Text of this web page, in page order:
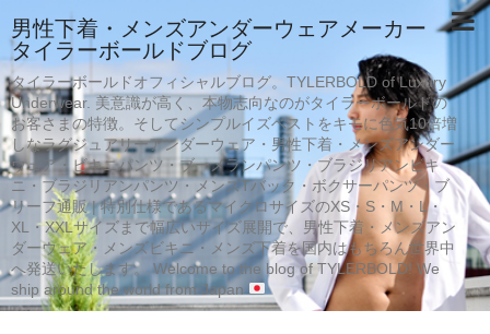
男性下着・メンズアンダーウェアメーカー
タイラーボールドブログ
タイラーボールドオフィシャルブログ。TYLERBOLD of Luxury
Underwear. 美意識が高く、本物志向なのがタイラーボールドの
お客さまの特徴。そしてシンプルイズベストをキモに色気10倍増
しなラグジュアリーアンダーウェア・男性下着・メンズアンダー
ウェア・ビキニパンツ・ブーメランパンツ・ブラジリアンビキ
ニ・ブラジリアンパンツ・メンズTバック・ボクサーパンツ・ブ
リーフ通販 | 特別仕様であるマイクロサイズのXS・S・M・L・
XL・XXLサイズまで幅広いサイズ展開で、男性下着・メンズアン
ダーウェア・メンズビキニ・メンズ下着を国内はもちろん世界中
へ発送いたします。 Welcome to the blog of TYLERBOLD! We
ship around the world from Japan